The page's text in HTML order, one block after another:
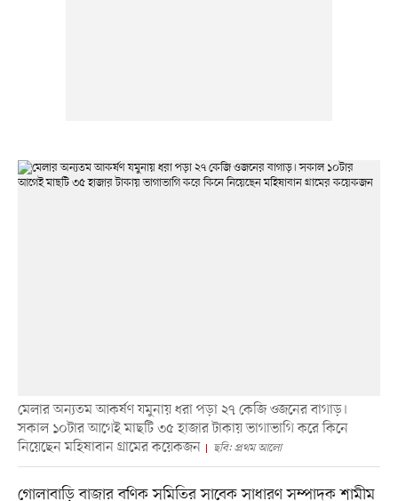
মেলার অন্যতম আকর্ষণ যমুনায় ধরা পড়া ২৭ কেজি ওজনের বাগাড়।
সকাল ১০টার আগেই মাছটি ৩৫ হাজার টাকায় ভাগাভাগি করে কিনে
নিয়েছেন মহিষাবান গ্রামের কয়েকজন
ছবি: প্রথম আলো
গোলাবাড়ি বাজার বণিক সমিতির সাবেক সাধারণ সম্পাদক শামীম